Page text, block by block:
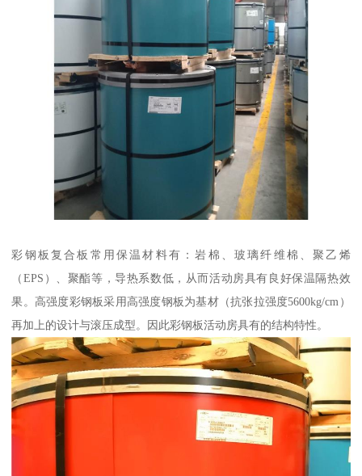
彩钢板复合板常用保温材料有：岩棉、玻璃纤维棉、聚乙烯
（EPS）、聚酯等，导热系数低，从而活动房具有良好保温隔热效
果。高强度彩钢板采用高强度钢板为基材（抗张拉强度5600kg/cm）
再加上的设计与滚压成型。因此彩钢板活动房具有的结构特性。